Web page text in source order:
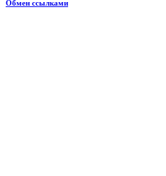
Обмен ссылками